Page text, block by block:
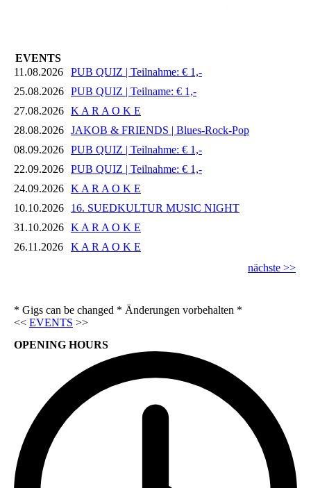
EVENTS
11.08.2026
PUB QUIZ | Teilnahme: € 1,-
25.08.2026 PUB QUIZ | Teilname: € 1,-
27.08.2026 K A R A O K E
28.08.2026 JAKOB & FRIENDS | Blues-Rock-Pop
08.09.2026 PUB QUIZ | Teilnahme: € 1,-
22.09.2026 PUB QUIZ | Teilnahme: € 1,-
24.09.2026 K A R A O K E
10.10.2026
16. SUEDKULTUR MUSIC NIGHT
31.10.2026 K A R A O K E
26.11.2026
K A R A O K E
nächste >>
* Gigs can be changed * Änderungen vorbehalten *
<< EVENTS >>
OPENING HOURS